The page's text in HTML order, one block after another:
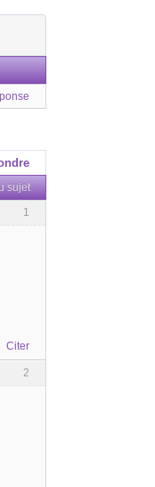
sujet
1
Citer
2